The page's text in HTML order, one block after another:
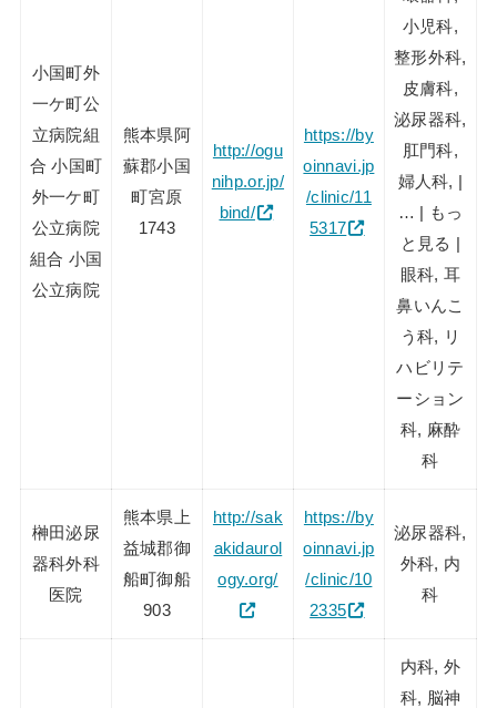
小国町外
一ケ町公
立病院組
合 小国町
外一ケ町
公立病院
組合 小国
公立病院
熊本県阿
蘇郡小国
町宮原
1743
http://ogu
nihp.or.jp/
bind/
https://by
oinnavi.jp
/clinic/11
5317
小児科,
整形外科,
皮膚科,
泌尿器科,
肛門科,
婦人科, |
… | もっ
と見る |
眼科, 耳
鼻いんこ
う科, リ
ハビリテ
ーション
科, 麻酔
科
榊田泌尿
器科外科
医院
熊本県上
益城郡御
船町御船
903
http://sak
akidaurol
ogy.org/
https://by
oinnavi.jp
/clinic/10
2335
泌尿器科,
外科, 内
科
内科, 外
科, 脳神